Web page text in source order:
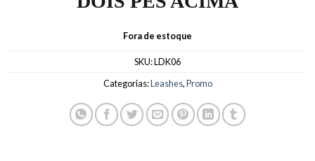
Fora de estoque
SKU:LDK06
Categorias:Leashes,Promo